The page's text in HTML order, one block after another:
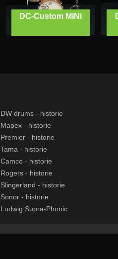
DC-Custom MiNi
DW drums - historie
Mapex - historie
Premier - historie
Tama - historie
Camco - historie
Rogers - historie
Slingerland - historie
Sonor - historie
Ludwig Supra-Phonic